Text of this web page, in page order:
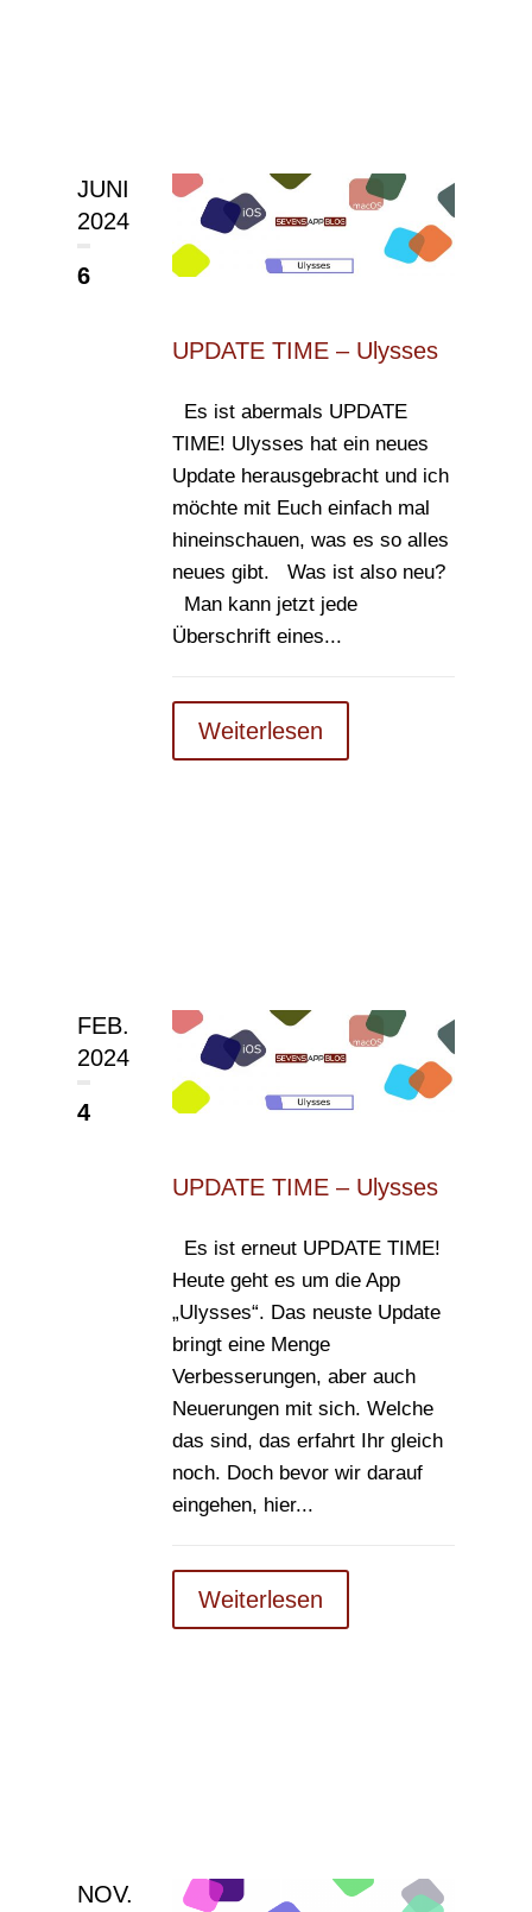
JUNI
2024
6
UPDATE TIME – Ulysses
Es ist abermals UPDATE
TIME! Ulysses hat ein neues
Update herausgebracht und ich
möchte mit Euch einfach mal
hineinschauen, was es so alles
neues gibt. Was ist also neu?
Man kann jetzt jede
Überschrift eines...
Weiterlesen
FEB.
2024
4
UPDATE TIME – Ulysses
Es ist erneut UPDATE TIME!
Heute geht es um die App
„Ulysses“. Das neuste Update
bringt eine Menge
Verbesserungen, aber auch
Neuerungen mit sich. Welche
das sind, das erfahrt Ihr gleich
noch. Doch bevor wir darauf
eingehen, hier...
Weiterlesen
NOV.